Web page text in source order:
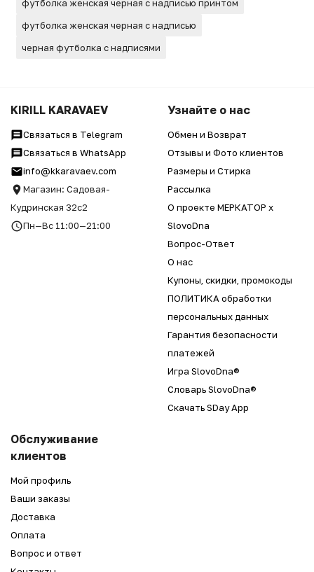
футболка женская черная с надписью принтом
футболка женская черная с надписью
черная футболка с надписями
KIRILL KARAVAEV
Связаться в Telegram
Связаться в WhatsApp
info@kkaravaev.com
Магазин: Садовая-
Кудринская 32с2
Пн—Вс 11:00—21:00
Узнайте о нас
Обмен и Возврат
Отзывы и Фото клиентов
Размеры и Стирка
Рассылка
О проекте МЕРКАТОР x
SlovoDna
Вопрос-Ответ
О нас
Купоны, скидки, промокоды
ПОЛИТИКА обработки
персональных данных
Гарантия безопасности
платежей
Игра SlovoDna®
Словарь SlovoDna®
Скачать SDay App
Обслуживание
клиентов
Мой профиль
Ваши заказы
Доставка
Оплата
Вопрос и ответ